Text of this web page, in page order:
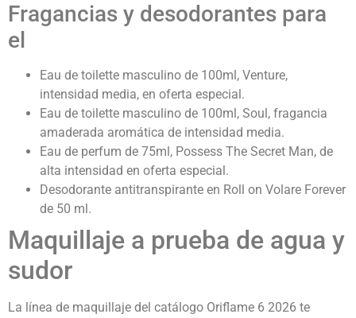
Fragancias y desodorantes para
el
Eau de toilette masculino de 100ml, Venture,
intensidad media, en oferta especial.
Eau de toilette masculino de 100ml, Soul, fragancia
amaderada aromática de intensidad media.
Eau de perfum de 75ml, Possess The Secret Man, de
alta intensidad en oferta especial.
Desodorante antitranspirante en Roll on Volare Forever
de 50 ml.
Maquillaje a prueba de agua y
sudor
La línea de maquillaje del catálogo Oriflame 6 2026 te